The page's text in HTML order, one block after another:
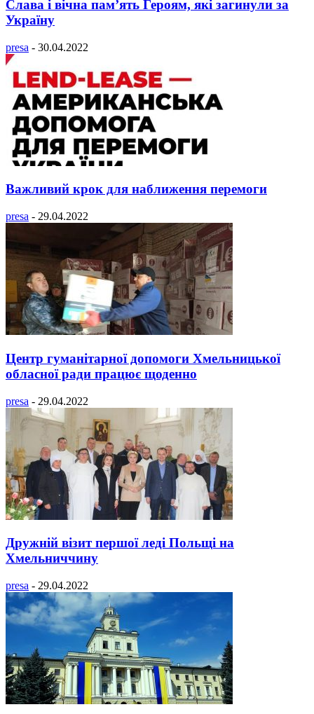
Слава і вічна пам’ять Героям, які загинули за
Україну
presa - 30.04.2022
Важливий крок для наближення перемоги
presa - 29.04.2022
Центр гуманітарної допомоги Хмельницької
обласної ради працює щоденно
presa - 29.04.2022
Дружній візит першої леді Польщі на
Хмельниччину
presa - 29.04.2022